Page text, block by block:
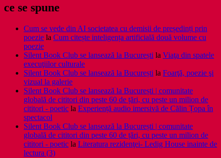
ce se spune
Cum se vede din AI societatea cu demisii de președinți prin
poezie la Cum citește inteligența artificială două volume cu
poezie
Silent Book Club se lansează la București la Viaţa din spatele
execuţiilor culturale
Silent Book Club se lansează la București la Foarţă, poezie şi
vizual la galerie
Silent Book Club se lansează la București | comunitate
globală de cititori din peste 60 de țări, cu peste un milion de
cititori - poetic la Experiență audio imersivă de Călin Țopa în
spectacol
Silent Book Club se lansează la București | comunitate
globală de cititori din peste 60 de țări, cu peste un milion de
cititori - poetic la Literatura rezidenţei- Ledig House inainte de
lectura (3)